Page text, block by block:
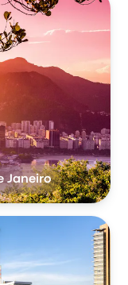
Janeiro